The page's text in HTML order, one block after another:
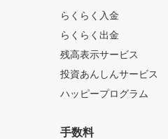
らくらく入金
らくらく出金
残高表示サービス
投資あんしんサービス
ハッピープログラム
手数料